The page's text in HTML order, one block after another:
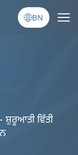
BN
ਸ਼ੁਰੂਆਤੀ ਵਿੱਤੀ